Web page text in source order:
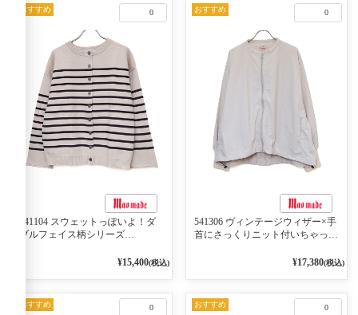
0
おすすめ
541104 スウェットっぽいよ！ダ
ブルフェイス柄シリーズ
2WAY プルオーバー 101オフベー
¥15,400(税込)
0
おすすめ
541306 ヴィンテージウィザー×手
首にさっくりニット付いちゃった
¥17,380(税込)
0
おすすめ 0
おすすめ